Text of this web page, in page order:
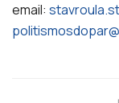
email: